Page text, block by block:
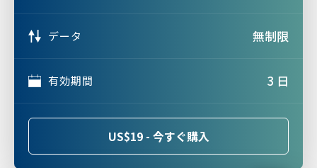
データ 無制限
有効期間 3 日
US$19 - 今すぐ購入